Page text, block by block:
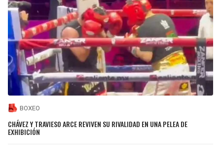
BOXEO
CHÁVEZ Y TRAVIESO ARCE REVIVEN SU RIVALIDAD EN UNA PELEA DE
EXHIBICIÓN